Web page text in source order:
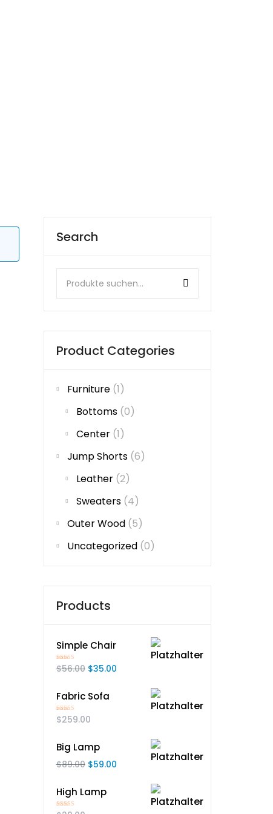
Search
Product Categories
Furniture (1)
Bottoms (0)
Center (1)
Jump Shorts (6)
Leather (2)
Sweaters (4)
Outer Wood (5)
Uncategorized (0)
Products
Simple Chair
Bewertet
mit4.50
$56.00 $35.00
Fabric Sofa
Bewertet mit
5.00von 5
$259.00
Big Lamp
$89.00 $59.00
High Lamp
Bewertet